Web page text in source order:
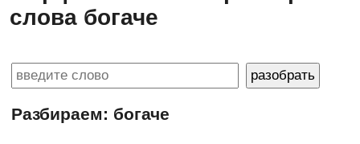
слова богаче
Разбираем: богаче